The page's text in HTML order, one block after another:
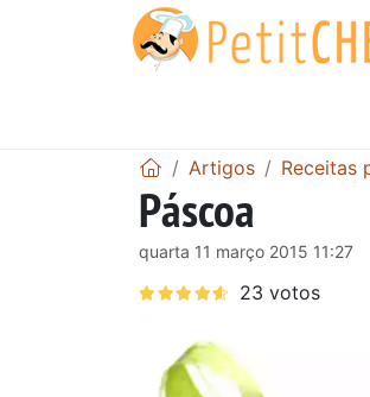
Artigos Receitas
Páscoa
quarta 11 março 2015 11:27